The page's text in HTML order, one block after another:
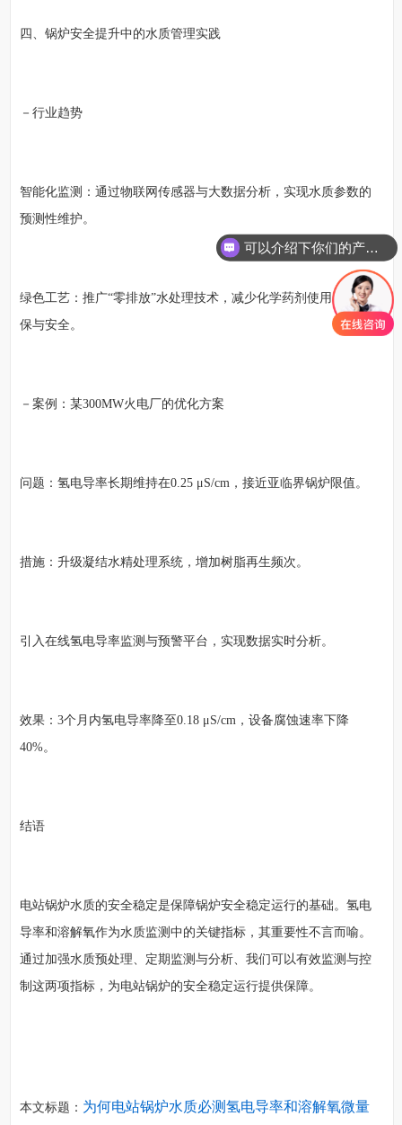
四、锅炉安全提升中的水质管理实践
－行业趋势
智能化监测：通过物联网传感器与大数据分析，实现水质参数的
预测性维护。
绿色工艺：推广“零排放”水处理技术，减少化学药剂使用，兼顾环
保与安全。
－案例：某300MW火电厂的优化方案
问题：氢电导率长期维持在0.25 μS/cm，接近亚临界锅炉限值。
措施：升级凝结水精处理系统，增加树脂再生频次。
引入在线氢电导率监测与预警平台，实现数据实时分析。
效果：3个月内氢电导率降至0.18 μS/cm，设备腐蚀速率下降
40%。
结语
电站锅炉水质的安全稳定是保障锅炉安全稳定运行的基础。氢电
导率和溶解氧作为水质监测中的关键指标，其重要性不言而喻。
通过加强水质预处理、定期监测与分析、我们可以有效监测与控
制这两项指标，为电站锅炉的安全稳定运行提供保障。
本文标题： 为何电站锅炉水质必测氢电导率和溶解氧微量
可以介绍下你们的产品么